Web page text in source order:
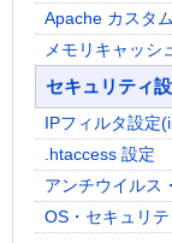
Apache カスタ
メモリキャッシ
セキュリティ
IPフィルタ設定
.htaccess 設定
アンチウイルス
OS・セキュリ